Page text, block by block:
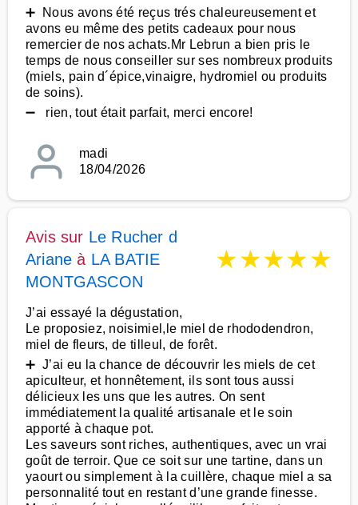
➕ Nous avons été reçus trés chaleureusement et
avons eu même des petits cadeaux pour nous
remercier de nos achats.Mr Lebrun a bien pris le
temps de nous conseiller sur ses nombreux produits
(miels, pain d´épice,vinaigre, hydromiel ou produits
de soins).
➖ rien, tout était parfait, merci encore!
madi
18/04/2026
Avis sur Le Rucher d
Ariane à LA BATIE
MONTGASCON
★★★★★
J’ai essayé la dégustation,
Le proposiez, noisimiel,le miel de rhododendron,
miel de fleurs, de tilleul, de forêt.
➕ J’ai eu la chance de découvrir les miels de cet
apiculteur, et honnêtement, ils sont tous aussi
délicieux les uns que les autres. On sent
immédiatement la qualité artisanale et le soin
apporté à chaque pot.
Les saveurs sont riches, authentiques, avec un vrai
goût de terroir. Que ce soit sur une tartine, dans un
yaourt ou simplement à la cuillère, chaque miel a sa
personnalité tout en restant d’une grande finesse.